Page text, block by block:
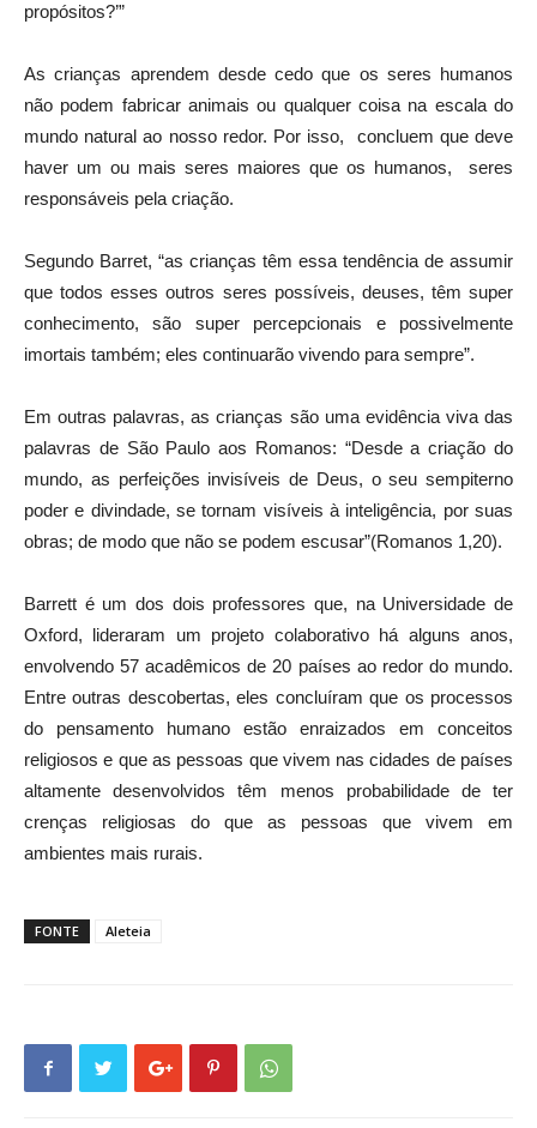
propósitos?’”
As crianças aprendem desde cedo que os seres humanos
não podem fabricar animais ou qualquer coisa na escala do
mundo natural ao nosso redor. Por isso, concluem que deve
haver um ou mais seres maiores que os humanos, seres
responsáveis ​​pela criação.
Segundo Barret, “as crianças têm essa tendência de assumir
que todos esses outros seres possíveis, deuses, têm super
conhecimento, são super percepcionais e possivelmente
imortais também; eles continuarão vivendo para sempre”.
Em outras palavras, as crianças são uma evidência viva das
palavras de São Paulo aos Romanos: “Desde a criação do
mundo, as perfeições invisíveis de Deus, o seu sempiterno
poder e divindade, se tornam visíveis à inteligência, por suas
obras; de modo que não se podem escusar”(Romanos 1,20).
Barrett é um dos dois professores que, na Universidade de
Oxford, lideraram um projeto colaborativo há alguns anos,
envolvendo 57 acadêmicos de 20 países ao redor do mundo.
Entre outras descobertas, eles concluíram que os processos
do pensamento humano estão enraizados em conceitos
religiosos e que as pessoas que vivem nas cidades de países
altamente desenvolvidos têm menos probabilidade de ter
crenças religiosas do que as pessoas que vivem em
ambientes mais rurais.
FONTE Aleteia